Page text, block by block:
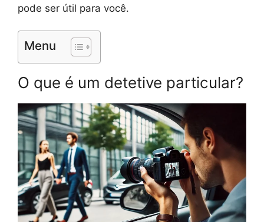
pode ser útil para você.
Menu
O que é um detetive particular?